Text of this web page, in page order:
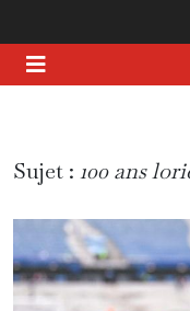
Sujet : 100 ans